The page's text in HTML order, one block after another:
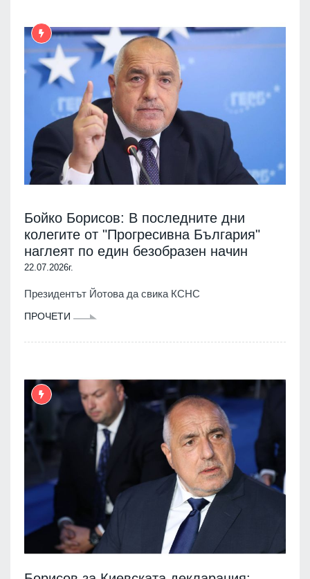
Бойко Борисов: В последните дни
колегите от "Прогресивна България"
наглеят по един безобразен начин
22.07.2026г.
Президентът Йотова да свика КСНС
ПРОЧЕТИ